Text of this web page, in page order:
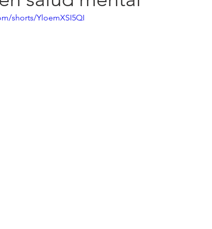
shorts/YloemXSI5QI